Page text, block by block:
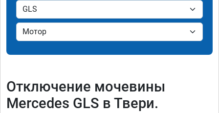
Отключение мочевины
Mercedes GLS в Твери.